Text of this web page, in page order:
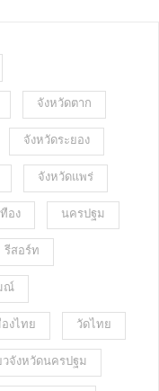
จังหวัดตาก
จังหวัดระยอง
จังหวัดแพร่
อง นครปฐม
รีสอร์ท
ณ์
งไทย วัดไทย
จังหวัดนครปฐม